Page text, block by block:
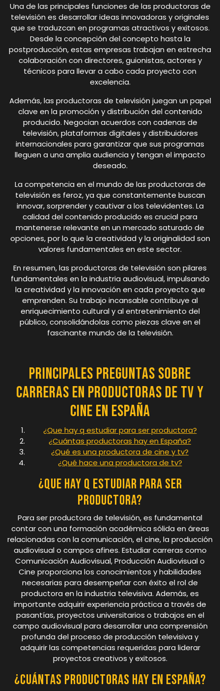
Una de las principales funciones de las productoras de
televisión es desarrollar ideas innovadoras y originales
que se traduzcan en programas atractivos y exitosos.
Desde la concepción del concepto hasta la
postproducción, estas empresas trabajan en estrecha
colaboración con directores, guionistas, actores y
técnicos para llevar a cabo cada proyecto con
excelencia.
Además, las productoras de televisión juegan un papel
clave en la promoción y distribución del contenido
producido. Negocian acuerdos con cadenas de
televisión, plataformas digitales y distribuidores
internacionales para garantizar que sus programas
lleguen a una amplia audiencia y tengan el impacto
deseado.
La competencia en el mundo de las productoras de
televisión es feroz, ya que constantemente buscan
innovar, sorprender y cautivar a los televidentes. La
calidad del contenido producido es crucial para
mantenerse relevante en un mercado saturado de
opciones, por lo que la creatividad y la originalidad son
valores fundamentales en este sector.
En resumen, las productoras de televisión son pilares
fundamentales en la industria audiovisual, impulsando
la creatividad y la innovación en cada proyecto que
emprenden. Su trabajo incansable contribuye al
enriquecimiento cultural y al entretenimiento del
público, consolidándolas como piezas clave en el
fascinante mundo de la televisión.
Principales Preguntas Sobre
Carreras en Productoras de TV y
Cine en España
¿Que hay q estudiar para ser productora?
¿Cuántas productoras hay en España?
¿Qué es una productora de cine y tv?
¿Qué hace una productora de tv?
¿Que hay q estudiar para ser
productora?
Para ser productora de televisión, es fundamental
contar con una formación académica sólida en áreas
relacionadas con la comunicación, el cine, la producción
audiovisual o campos afines. Estudiar carreras como
Comunicación Audiovisual, Producción Audiovisual o
Cine proporciona los conocimientos y habilidades
necesarias para desempeñar con éxito el rol de
productora en la industria televisiva. Además, es
importante adquirir experiencia práctica a través de
pasantías, proyectos universitarios o trabajos en el
campo audiovisual para desarrollar una comprensión
profunda del proceso de producción televisiva y
adquirir las competencias requeridas para liderar
proyectos creativos y exitosos.
¿Cuántas productoras hay en España?